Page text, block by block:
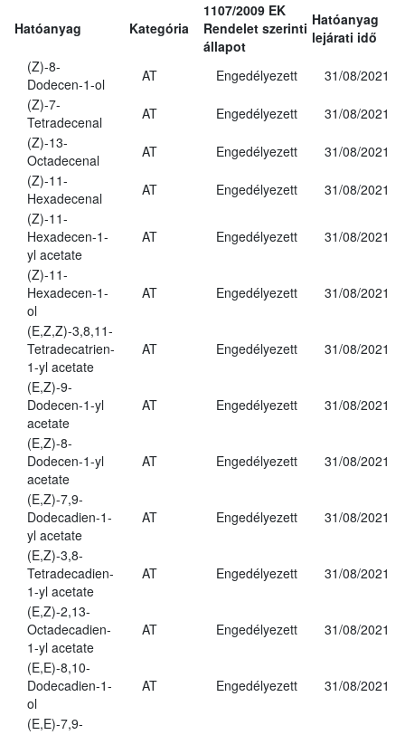
Hatóanyag Kategória
1107/2009 EK
Rendelet szerinti
állapot
Hatóanyag
lejárati idő
(Z)-8-
Dodecen-1-ol
AT Engedélyezett
31/08/2021
(Z)-7-
Tetradecenal
AT Engedélyezett
31/08/2021
(Z)-13-
Octadecenal
AT Engedélyezett
31/08/2021
(Z)-11-
Hexadecenal
AT Engedélyezett
31/08/2021
(Z)-11-
Hexadecen-1-
yl acetate
AT Engedélyezett 31/08/2021
(Z)-11-
Hexadecen-1-
ol
AT Engedélyezett 31/08/2021
(E,Z,Z)-3,8,11-
Tetradecatrien-
1-yl acetate
AT Engedélyezett 31/08/2021
(E,Z)-9-
Dodecen-1-yl
acetate
AT Engedélyezett 31/08/2021
(E,Z)-8-
Dodecen-1-yl
acetate
AT Engedélyezett 31/08/2021
(E,Z)-7,9-
Dodecadien-1-
yl acetate
AT Engedélyezett 31/08/2021
(E,Z)-3,8-
Tetradecadien-
1-yl acetate
AT Engedélyezett 31/08/2021
(E,Z)-2,13-
Octadecadien-
1-yl acetate
AT Engedélyezett 31/08/2021
(E,E)-8,10-
Dodecadien-1-
ol
AT Engedélyezett 31/08/2021
(E,E)-7,9-